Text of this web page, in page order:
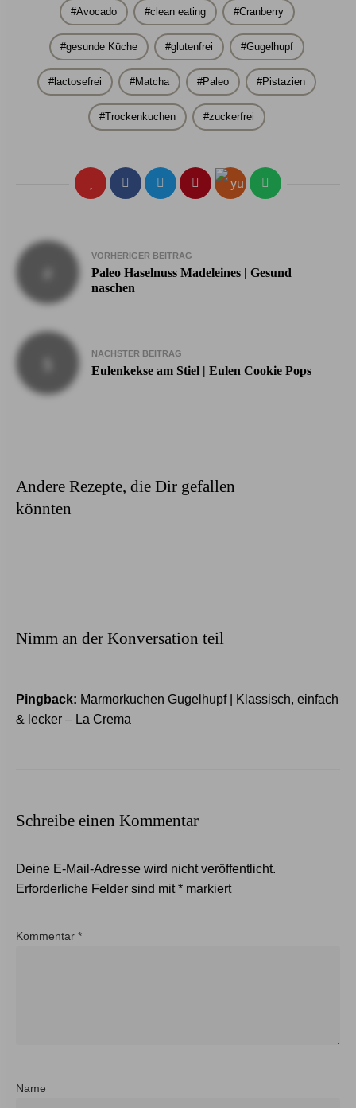
Avocado clean eating Cranberry
gesunde Küche glutenfrei Gugelhupf
lactosefrei Matcha Paleo Pistazien
Trockenkuchen zuckerfrei
Beitragsnavigation
VORHERIGER BEITRAG
Paleo Haselnuss Madeleines | Gesund
naschen
NÄCHSTER BEITRAG
Eulenkekse am Stiel | Eulen Cookie Pops
Andere Rezepte, die Dir gefallen
könnten
Nimm an der Konversation teil
Pingback: Marmorkuchen Gugelhupf | Klassisch, einfach
& lecker – La Crema
Schreibe einen Kommentar
Deine E-Mail-Adresse wird nicht veröffentlicht.
Erforderliche Felder sind mit* markiert
Kommentar *
Name